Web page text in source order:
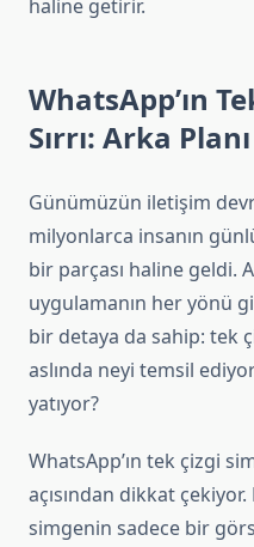
haline getirir.
WhatsApp’ın
Sırrı: Arka
Günümüzün iletişim
milyonlarca insanın
bir parçası haline geldi.
uygulamanın her yönü
bir detaya da sahip: tek
aslında neyi temsil
yatıyor?
WhatsApp’ın tek çizgi
açısından dikkat
simgenin sadece bir